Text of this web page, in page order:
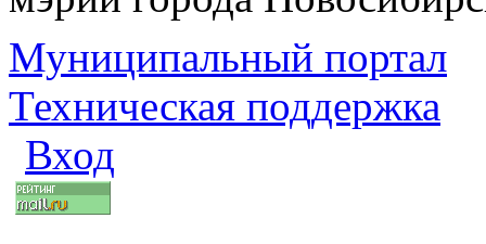
Муниципальный портал
Техническая поддержка
Вход